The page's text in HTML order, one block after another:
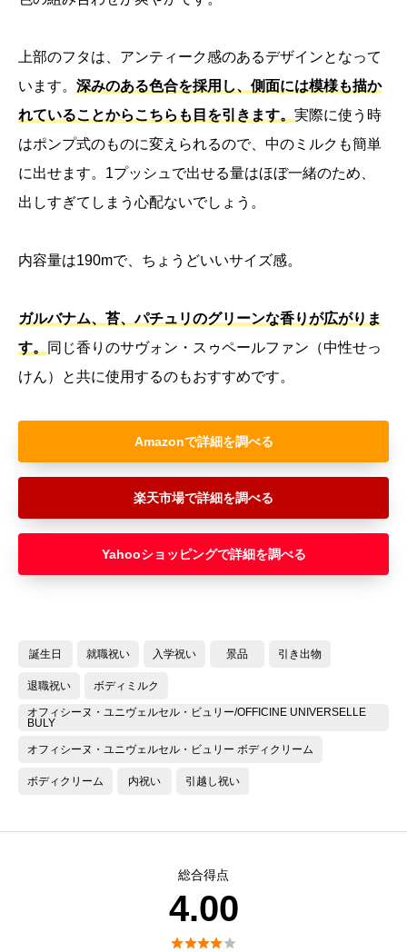
上部のフタは、アンティーク感のあるデザインとなって
います。 深みのある色合を採用し、側面には模様も描か
れていることからこちらも目を引きます。 実際に使う時
はポンプ式のものに変えられるので、中のミルクも簡単
に出せます。1プッシュで出せる量はほぼ一緒のため、
出しすぎてしまう心配ないでしょう。
内容量は190mで、ちょうどいいサイズ感。
ガルバナム、苔、パチュリのグリーンな香りが広がりま
す。
同じ香りのサヴォン・スゥペールファン（中性せっ
けん）と共に使用するのもおすすめです。
Amazon
楽天市場
Yahooショッピング
誕生日 就職祝い 入学祝い 景品 引き出物
退職祝い ボディミルク
オフィシーヌ・ユニヴェルセル・ビュリー/OFFICINE UNIVERSELLE
BULY
オフィシーヌ・ユニヴェルセル・ビュリー ボディクリーム
ボディクリーム 内祝い 引越し祝い
総合得点
4.00
